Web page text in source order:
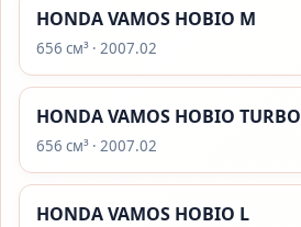
HONDA VAMOS HOBIO M
656 см³ · 2007.02
HONDA VAMOS HOBIO TURBO
656 см³ · 2007.02
HONDA VAMOS HOBIO L